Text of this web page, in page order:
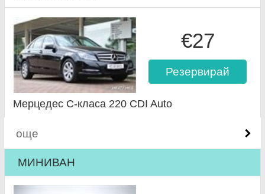
€27
Резервирай
Мерцедес C-класа 220 CDI Auto
още
МИНИВАН